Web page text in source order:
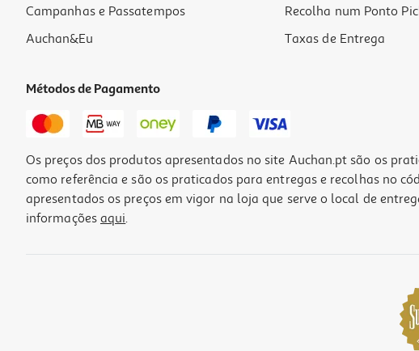
Campanhas e Passatempos
Auchan&Eu
Recolha num Ponto
Taxas de Entrega
Métodos de Pagamento
Os preços dos produtos apresentados no site Auchan.pt são os
como referência e são os praticados para entregas e recolhas no
apresentados os preços em vigor na loja que serve o local de
informações aqui.